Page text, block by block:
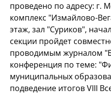
проведено по адресу: г.
комплекс "Измайлово-
этаж, зал "Суриков",
секции пройдет
проводимым журналом
конференция по теме:
муниципальных
подведение итогов VIII